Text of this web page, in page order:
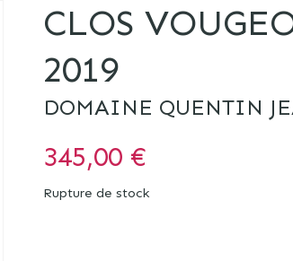
CLOS
2019
DOMAINE QUENTIN
345,00 €
Rupture de stock